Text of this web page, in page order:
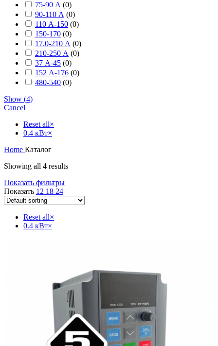
75-90 А (0)
90-110 А (0)
110 А-150 (0)
150-170 (0)
17.0-210 А (0)
210-250 А (0)
37 А-45 (0)
152 А-176 (0)
480-540 (0)
Show (4)
Cancel
Reset all×
0.4 кВт×
Home Каталог
Showing all 4 results
Показать фильтры
Показать 12 18 24
Reset all×
0.4 кВт×